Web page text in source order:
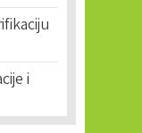
i